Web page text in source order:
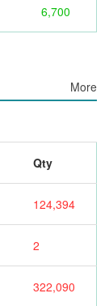
6,700
More
Qty
124,394
2
322,090